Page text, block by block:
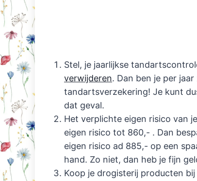
Stel, je jaarlijkse
verwijderen. Dan ben je per
tandartsverzekering! Je kunt
dat geval.
Het verplichte eigen risico van
eigen risico tot 860,- . Dan
eigen risico ad 885,- op een
hand. Zo niet, dan heb je fijn
Koop je drogisterij producten bij